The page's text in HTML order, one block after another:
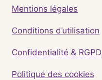
Mentions légales
Conditions d’utilisation
Confidentialité & RGPD
Politique des cookies